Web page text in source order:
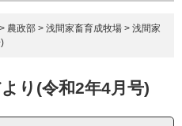
象
> 農政部 > 浅間家畜育成牧場 > 浅間家
り(令和2年4月号)